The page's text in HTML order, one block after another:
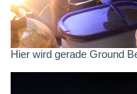
Hier wird gerade Ground